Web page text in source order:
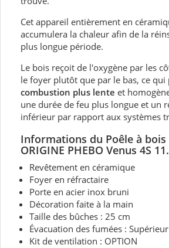
Cet appareil entièrement en
accumulera la chaleur afin de la
plus longue période.
Le bois reçoit de l'oxygène par les
le foyer plutôt que par le bas, ce qui
combustion plus lente et
une durée de feu plus longue et un
inférieur par rapport aux systèmes
Informations du Poêle à
ORIGINE PHEBO Venus 4S
Revêtement en céramique
Foyer en réfractaire
Porte en acier inox bruni
Décoration faite à la main
Taille des bûches : 25 cm
Évacuation des fumées : Supérieur
Kit de ventilation : OPTION